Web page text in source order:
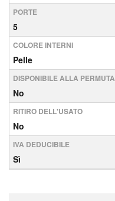
PORTE
5
COLORE INTERNI
Pelle
DISPONIBILE ALLA PERMUTA
No
RITIRO DELL'USATO
No
IVA DEDUCIBILE
Sì